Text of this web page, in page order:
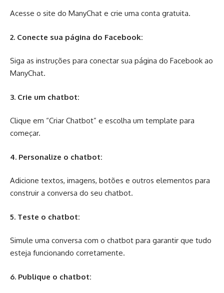
Acesse o site do ManyChat e crie uma conta gratuita.
2. Conecte sua página do Facebook:
Siga as instruções para conectar sua página do Facebook ao
ManyChat.
3. Crie um chatbot:
Clique em “Criar Chatbot” e escolha um template para
começar.
4. Personalize o chatbot:
Adicione textos, imagens, botões e outros elementos para
construir a conversa do seu chatbot.
5. Teste o chatbot:
Simule uma conversa com o chatbot para garantir que tudo
esteja funcionando corretamente.
6. Publique o chatbot: